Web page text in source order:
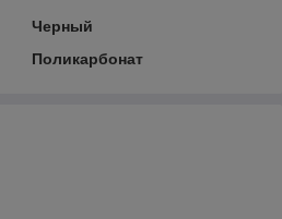
Черный
Поликарбонат